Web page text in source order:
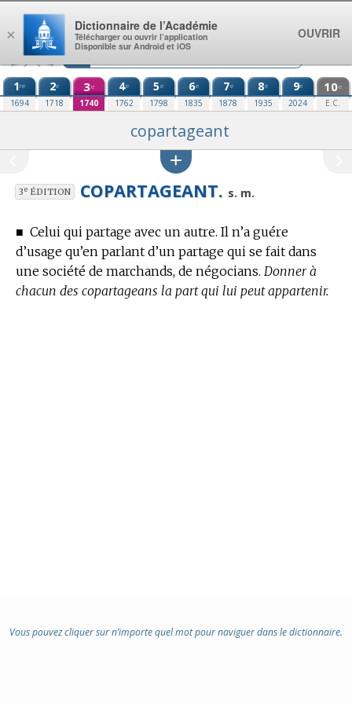
Aller au contenu
1re
1694
2e
1718
3e
1740
4e
1762
5e
1798
6e
1835
7e
1878
8e
1935
9e
2024
10e
E.C.
copartageant
3eÉDITION COPARTAGEANT. s. m.
■ Celui qui partage avec un autre. Il n’a guére
d’usage qu’en parlant d’un partage qui se fait dans
une société de marchands, de négocians. Donner à
chacun des copartageans la part qui lui peut appartenir.
Vous pouvez cliquer sur n’importe quel mot pour naviguer dans le dictionnaire.
×
Dictionnaire de l’Académie
Télécharger ou ouvrir l’application
Disponible sur Android et iOS
OUVRIR